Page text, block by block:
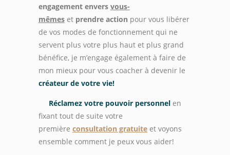
engagement envers vous-
mêmeset prendre action pour vous libérer
de vos modes de fonctionnement qui ne
servent plus votre plus haut et plus grand
bénéfice, je m’engage également à faire de
mon mieux pour vous coacher à devenir le
créateur de votre vie!
Réclamez votre pouvoir personnelen
fixant tout de suite votre
première consultation gratuiteet voyons
ensemble comment je peux vous aider!